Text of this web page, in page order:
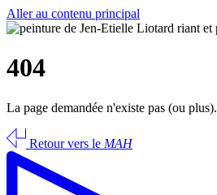
Aller au contenu principal
404
La page demandée n'existe pas (ou plus).
Retour vers le MAH